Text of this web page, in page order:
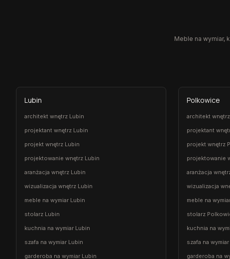
Meble na wymiar,
Lubin
architekt wnętrz Lubin
projektant wnętrz Lubin
projekt wnętrz Lubin
projektowanie wnętrz Lubin
aranżacja wnętrz Lubin
wizualizacja wnętrz Lubin
meble na wymiar Lubin
stolarz Lubin
kuchnia na wymiar Lubin
szafa na wymiar Lubin
garderoba na wymiar Lubin
Polkowice
architekt
projektant
projekt wnętrz
projektowanie
aranżacja
wizualizacja
meble na
stolarz
kuchnia na
szafa na
garderoba na